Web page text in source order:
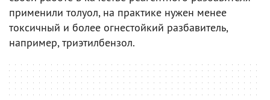
применили толуол, на практике нужен менее
токсичный и более огнестойкий разбавитель,
например, триэтилбензол.